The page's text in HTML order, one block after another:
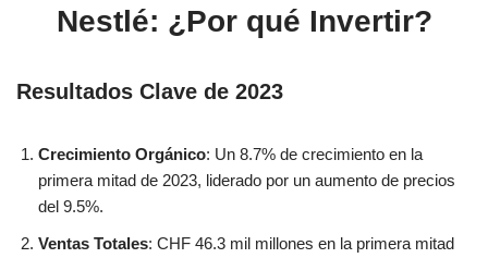
Nestlé: ¿Por qué Invertir?
Resultados Clave de 2023
Crecimiento Orgánico: Un 8.7% de crecimiento en la
primera mitad de 2023, liderado por un aumento de precios
del 9.5%.
Ventas Totales: CHF 46.3 mil millones en la primera mitad